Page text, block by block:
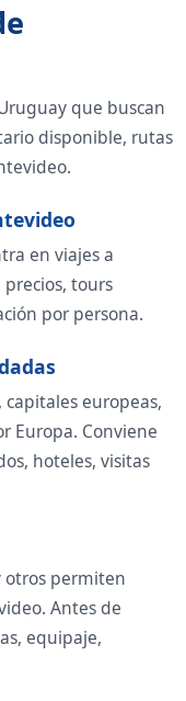
que buscan
disponible, rutas
en viajes a
tours
por persona.
europeas,
Europa. Conviene
hoteles, visitas
otros permiten
Antes de
equipaje,